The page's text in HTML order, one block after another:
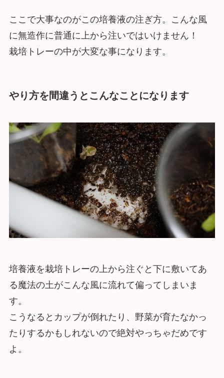
ここで大事なのがこの培養液の注ぎ方。こんな風
に無造作に普通に上から注いではいけません！
栽培トレーの中が大変な事になります。
やり方を間違うとこんなことになります
培養液を栽培トレーの上から注ぐと下に敷いてあ
る魔法の土がこんな風に流れて偏ってしまいま
す。
こうなるとカップが倒れたり、野菜が育たなかっ
たりするかもしれないので絶対やっちゃだめです
よ。